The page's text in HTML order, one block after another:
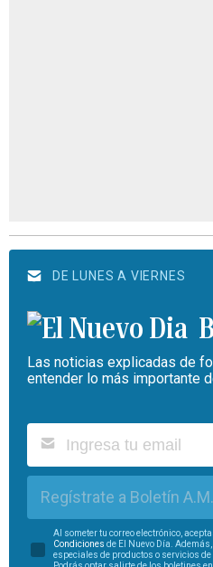
DE LUNES A VIERNES
Las noticias explicadas de
entender lo más importante
Regístrate a Boletín A.M.
Al someter tu correo electrónico,
Condiciones de El Nuevo Día.
especiales de productos o servicios